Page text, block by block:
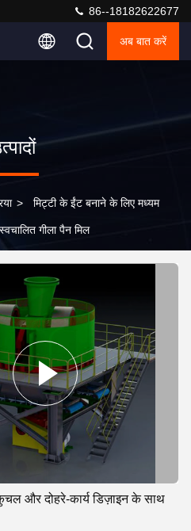
86--18182622677
अब बात करें
> मिट्टी के ईंट बनाने के लिए मध्यम
गीला पैन मिल
और दोहरे-कार्य डिज़ाइन के साथ